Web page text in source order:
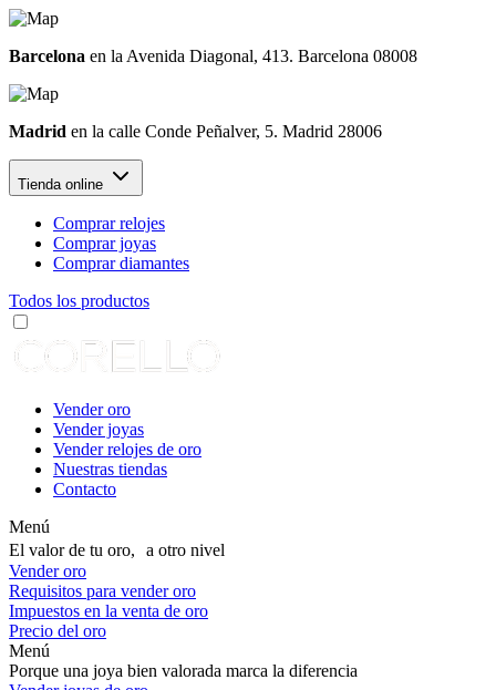
Barcelona en la Avenida Diagonal, 413. Barcelona 08008
Madrid en la calle Conde Peñalver, 5. Madrid 28006
Tienda online
Comprar relojes
Comprar joyas
Comprar diamantes
Todos los productos
Vender oro
Vender joyas
Vender relojes de oro
Nuestras tiendas
Contacto
Menú
El valor de tu oro, a otro nivel
Vender oro
Requisitos para vender oro
Impuestos en la venta de oro
Precio del oro
Menú
Porque una joya bien valorada marca la diferencia